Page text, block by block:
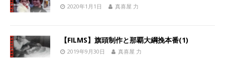
2020年1月1日 真喜屋 力
【FILMS】旗頭制作と那覇大綱挽本番(1)
2019年9月30日 真喜屋 力